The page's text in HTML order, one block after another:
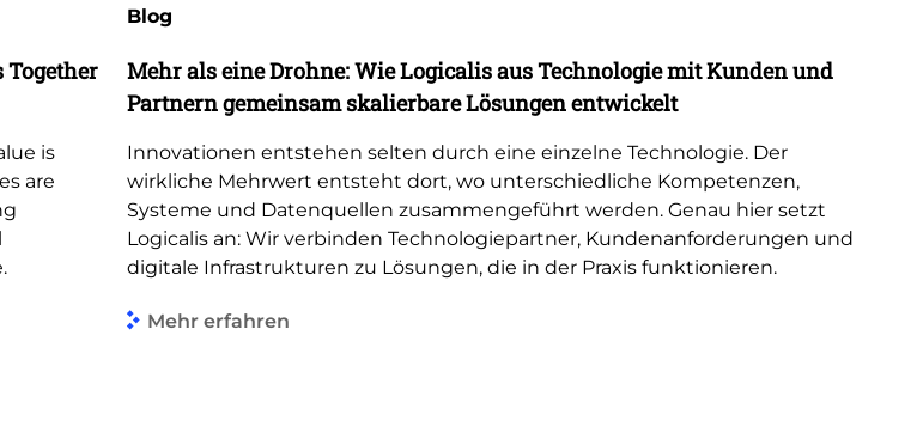
Together
is
are
Blog
Mehr als eine Drohne: Wie Logicalis aus Technologie mit Kunden und
Partnern gemeinsam skalierbare Lösungen entwickelt
Innovationen entstehen selten durch eine einzelne Technologie. Der
wirkliche Mehrwert entsteht dort, wo unterschiedliche Kompetenzen,
Systeme und Datenquellen zusammengeführt werden. Genau hier setzt
Logicalis an: Wir verbinden Technologiepartner, Kundenanforderungen und
digitale Infrastrukturen zu Lösungen, die in der Praxis funktionieren.
Mehr erfahren